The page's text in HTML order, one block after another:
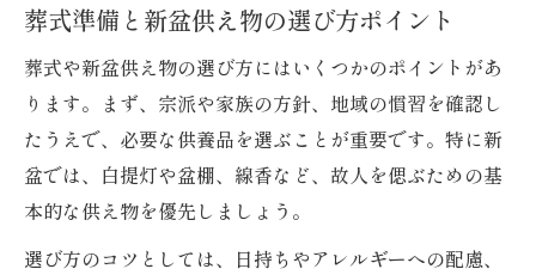
葬式準備と新盆供え物の選び方ポイント
葬式や新盆供え物の選び方にはいくつかのポイントがあ
ります。まず、宗派や家族の方針、地域の慣習を確認し
たうえで、必要な供養品を選ぶことが重要です。特に新
盆では、白提灯や盆棚、線香など、故人を偲ぶための基
本的な供え物を優先しましょう。
選び方のコツとしては、日持ちやアレルギーへの配慮、